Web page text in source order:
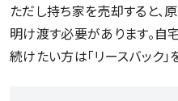
ただし持ち家を売却すると、
明け渡す必要があります。自
続けたい方は「リースバック」